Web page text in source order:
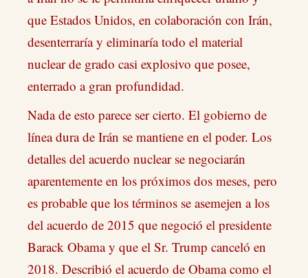
que Estados Unidos, en colaboración con Irán,
desenterraría y eliminaría todo el material
nuclear de grado casi explosivo que posee,
enterrado a gran profundidad.
Nada de esto parece ser cierto. El gobierno de
línea dura de Irán se mantiene en el poder. Los
detalles del acuerdo nuclear se negociarán
aparentemente en los próximos dos meses, pero
es probable que los términos se asemejen a los
del acuerdo de 2015 que negoció el presidente
Barack Obama y que el Sr. Trump canceló en
2018. Describió el acuerdo de Obama como el